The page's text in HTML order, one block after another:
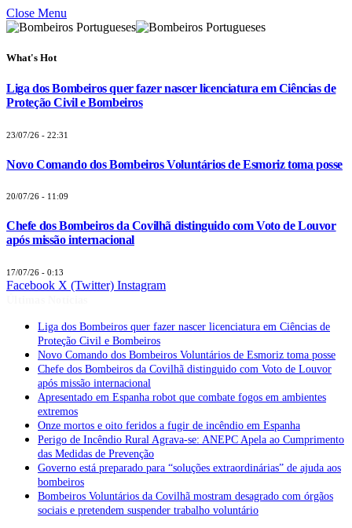
Close Menu
What's Hot
Liga dos Bombeiros quer fazer nascer licenciatura em Ciências de
Proteção Civil e Bombeiros
23/07/26 - 22:31
Novo Comando dos Bombeiros Voluntários de Esmoriz toma posse
20/07/26 - 11:09
Chefe dos Bombeiros da Covilhã distinguido com Voto de Louvor
após missão internacional
17/07/26 - 0:13
Facebook X (Twitter) Instagram
Liga dos Bombeiros quer fazer nascer licenciatura em Ciências de
Proteção Civil e Bombeiros
Novo Comando dos Bombeiros Voluntários de Esmoriz toma posse
Chefe dos Bombeiros da Covilhã distinguido com Voto de Louvor
após missão internacional
Apresentado em Espanha robot que combate fogos em ambientes
extremos
Onze mortos e oito feridos a fugir de incêndio em Espanha
Perigo de Incêndio Rural Agrava-se: ANEPC Apela ao Cumprimento
das Medidas de Prevenção
Governo está preparado para “soluções extraordinárias” de ajuda aos
bombeiros
Bombeiros Voluntários da Covilhã mostram desagrado com órgãos
sociais e pretendem suspender trabalho voluntário